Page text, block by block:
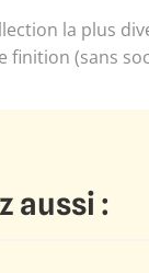
la plus
finition (sans
aussi :